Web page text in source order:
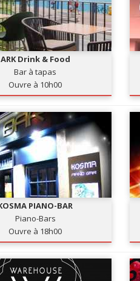
ARK Drink & Food
Bar à tapas
Ouvre à 10h00
PIANO-BAR
Piano-Bars
Ouvre à 18h00